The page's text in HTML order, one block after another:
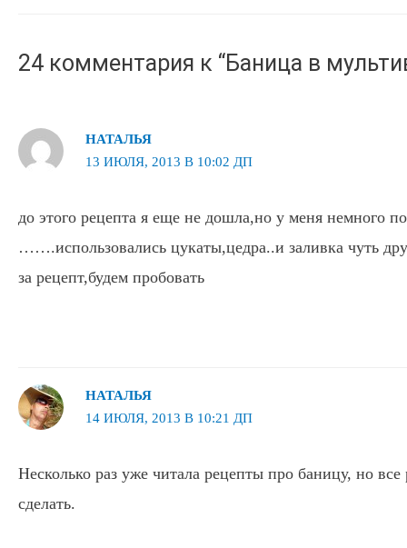
24 комментария к “Баница в
НАТАЛЬЯ
13 ИЮЛЯ, 2013 В 10:02 ДП
до этого рецепта я еще не дошла,но у меня немного
…….использовались цукаты,цедра..и заливка чуть
за рецепт,будем пробовать
НАТАЛЬЯ
14 ИЮЛЯ, 2013 В 10:21 ДП
Несколько раз уже читала рецепты про баницу, но все
сделать.